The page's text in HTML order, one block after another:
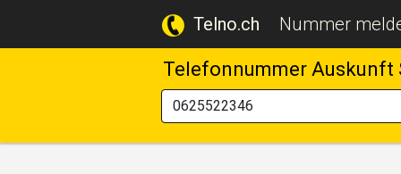
Telno.ch Nummer
Telefonnummer Auskunft